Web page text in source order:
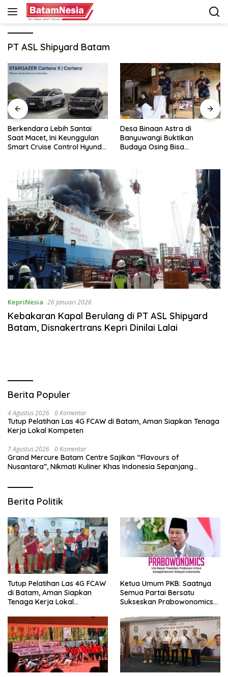
Langsung
PT ASL Shipyard Batam
Desa Binaan Astra di
Banyuwangi Buktikan
Budaya Osing Bisa
GAC Catat Pertumbuhan
Pesat di Indonesia, Aion UT
Jadi Kontributor Terbesar
KepriNesia 26 Januari 2026
Kebakaran Kapal Berulang di PT ASL Shipyard
Batam, Disnakertrans Kepri Dinilai Lalai
Berita Populer
4 Agustus 2026 0 Komentar
Tutup Pelatihan Las 4G FCAW di Batam, Aman Siapkan Tenaga
Kerja Lokal Kompeten
7 Agustus 2026 0 Komentar
Grand Mercure Batam Centre Sajikan “Flavours of
Nusantara”, Nikmati Kuliner Khas Indonesia Sepanjang
Berita Politik
Tutup Pelatihan Las 4G FCAW
di Batam, Aman Siapkan
Tenaga Kerja Lokal
Ketua Umum PKB: Saatnya
Semua Partai Bersatu
Sukseskan Prabowonomics